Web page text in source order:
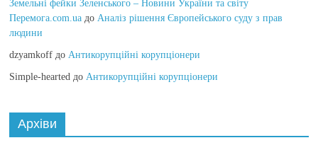
Земельні фейки Зеленського – Новини України та світу
Перемога.com.ua доАналіз рішення Європейського суду з прав
людини
dzyamkoff доАнтикорупційні корупціонери
Simple-hearted доАнтикорупційні корупціонери
Архіви